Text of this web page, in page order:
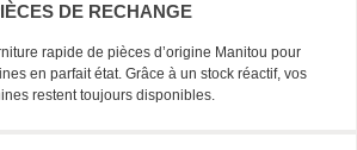
DE RECHANGE
rapide de pièces d’origine Manitou pour
en parfait état. Grâce à un stock réactif, vos
restent toujours disponibles.